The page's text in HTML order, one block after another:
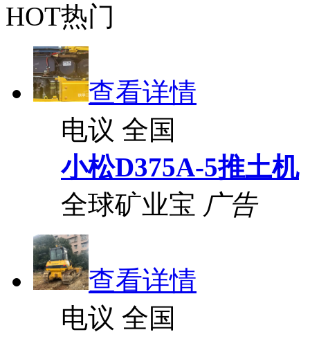
HOT热门
查看详情
电议 全国
小松D375A-5推土机
全球矿业宝 广告
查看详情
电议 全国